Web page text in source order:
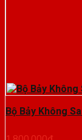
Bộ Bảy Không